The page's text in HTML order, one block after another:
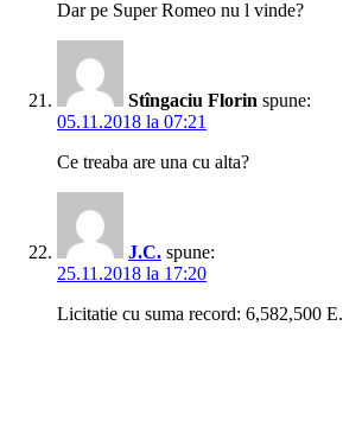
Dar pe Super Romeo nu l vinde?
Stîngaciu Florin spune:
05.11.2018 la 07:21
Ce treaba are una cu alta?
J.C. spune:
25.11.2018 la 17:20
Licitatie cu suma record: 6,582,500 E.